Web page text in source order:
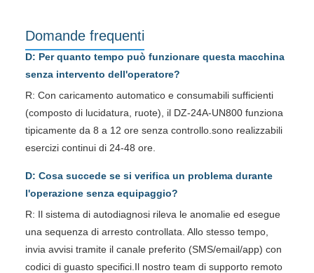
Domande frequenti
D: Per quanto tempo può funzionare questa macchina
senza intervento dell'operatore?
R: Con caricamento automatico e consumabili sufficienti
(composto di lucidatura, ruote), il DZ-24A-UN800 funziona
tipicamente da 8 a 12 ore senza controllo.sono realizzabili
esercizi continui di 24-48 ore.
D: Cosa succede se si verifica un problema durante
l'operazione senza equipaggio?
R: Il sistema di autodiagnosi rileva le anomalie ed esegue
una sequenza di arresto controllata. Allo stesso tempo,
invia avvisi tramite il canale preferito (SMS/email/app) con
codici di guasto specifici.Il nostro team di supporto remoto